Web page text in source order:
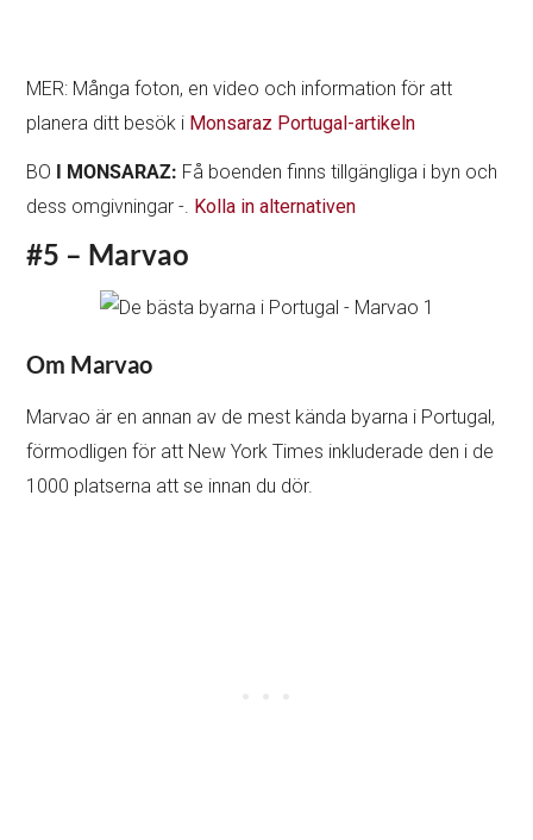
MER: Många foton, en video och information för att
planera ditt besök i Monsaraz Portugal-artikeln
BO I MONSARAZ: Få boenden finns tillgängliga i byn och
dess omgivningar -. Kolla in alternativen
#5 – Marvao
Om Marvao
Marvao är en annan av de mest kända byarna i Portugal,
förmodligen för att New York Times inkluderade den i de
1000 platserna att se innan du dör.